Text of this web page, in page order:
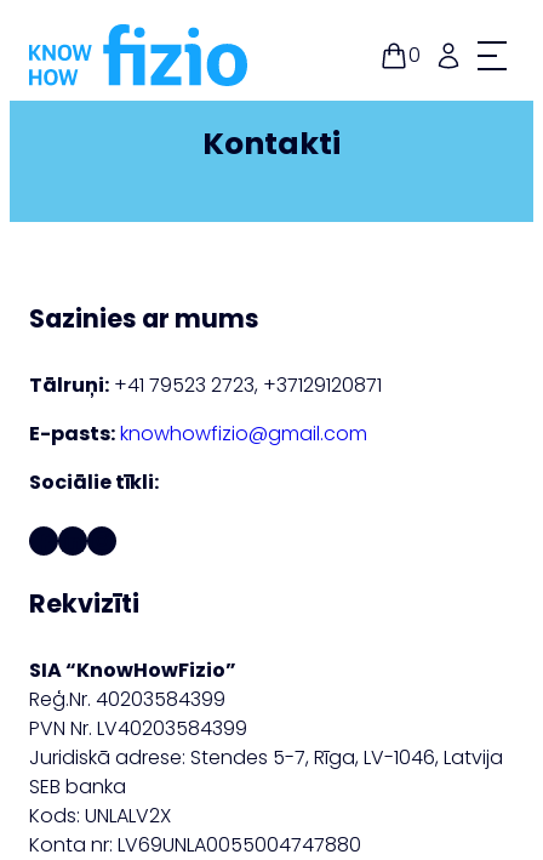
uz
saturu
0
Kontakti
Sazinies ar mums
Tālruņi: +41 79523 2723, +37129120871
E-pasts:knowhowfizio@gmail.com
Sociālie tīkli:
Facebook LinkedIn Instagram
Rekvizīti
SIA “KnowHowFizio”
Reģ.Nr. 40203584399
PVN Nr. LV40203584399
Juridiskā adrese: Stendes 5-7, Rīga, LV-1046, Latvija
SEB banka
Kods: UNLALV2X
Konta nr: LV69UNLA0055004747880